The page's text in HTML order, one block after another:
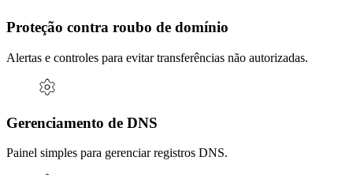
Proteção contra roubo de domínio
Alertas e controles para evitar transferências não autorizadas.
Gerenciamento de DNS
Painel simples para gerenciar registros DNS.